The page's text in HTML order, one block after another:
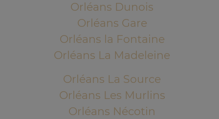
Orléans Dunois
Orléans Gare
Orléans la Fontaine
Orléans La Madeleine
Orléans La Source
Orléans Les Murlins
Orléans Nécotin